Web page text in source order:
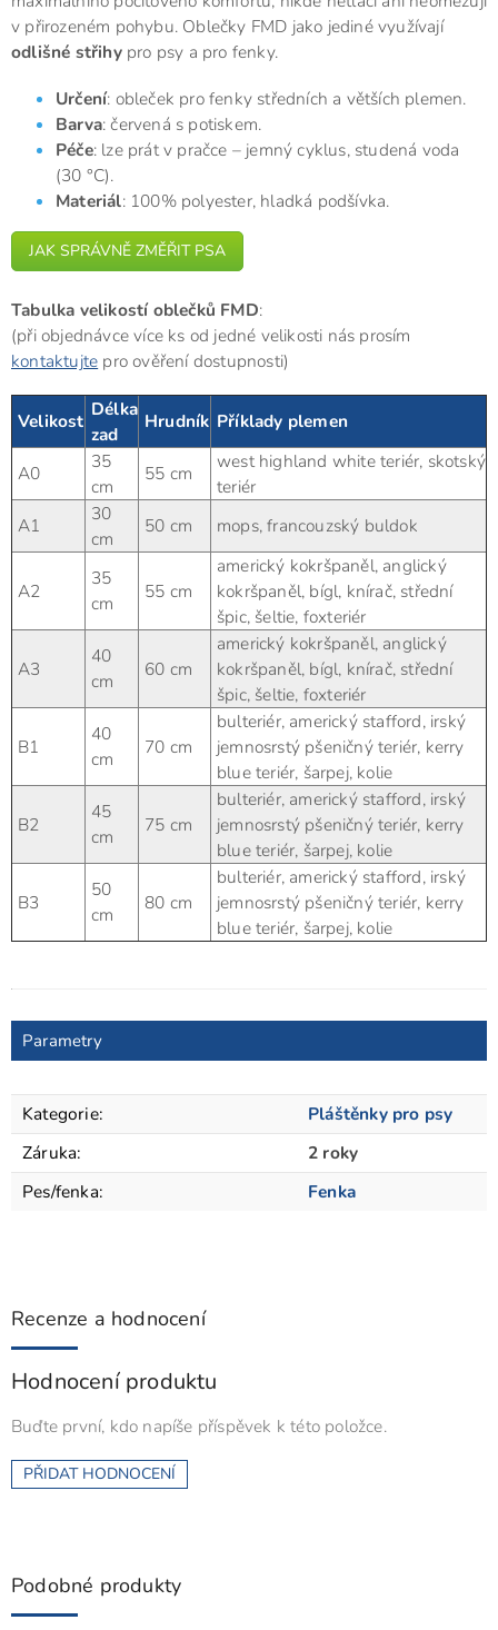
v přirozeném pohybu. Oblečky FMD jako jediné využívají
odlišné střihypro psy a pro fenky.
Určení: obleček pro fenky středních a větších plemen.
Barva: červená s potiskem.
Péče: lze prát v pračce – jemný cyklus, studená voda
(30 °C).
Materiál: 100% polyester, hladká podšívka.
JAK SPRÁVNĚ ZMĚŘIT PSA
Tabulka velikostí oblečků FMD:
(při objednávce více ks od jedné velikosti nás prosím
kontaktujte pro ověření dostupnosti)
Velikost
Délka
zad
Hrudník Příklady plemen
A0
35
cm
55 cm
west highland white teriér, skotský
teriér
A1
30
cm
50 cm mops, francouzský buldok
A2
35
cm
55 cm
americký kokršpaněl, anglický
kokršpaněl, bígl, knírač, střední
špic, šeltie, foxteriér
A3
40
cm
60 cm
americký kokršpaněl, anglický
kokršpaněl, bígl, knírač, střední
špic, šeltie, foxteriér
B1
40
cm
70 cm
bulteriér, americký stafford, irský
jemnosrstý pšeničný teriér, kerry
blue teriér, šarpej, kolie
B2
45
cm
75 cm
bulteriér, americký stafford, irský
jemnosrstý pšeničný teriér, kerry
blue teriér, šarpej, kolie
B3
50
cm
80 cm
bulteriér, americký stafford, irský
jemnosrstý pšeničný teriér, kerry
blue teriér, šarpej, kolie
Parametry
Kategorie:
Pláštěnky pro psy
Záruka:
2 roky
Pes/fenka: Fenka
Recenze a hodnocení
Hodnocení produktu
Buďte první, kdo napíše příspěvek k této položce.
PŘIDAT HODNOCENÍ
Podobné produkty